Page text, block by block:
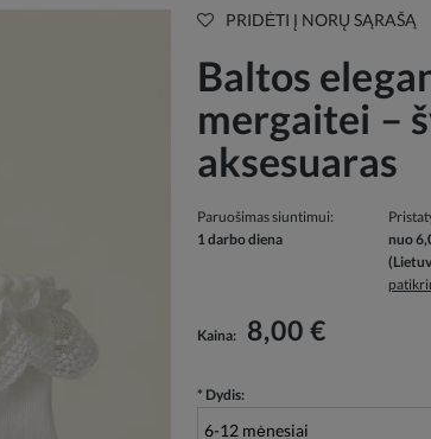
PRIDĖTI Į NORŲ SĄRAŠĄ
Baltos
mergaitei –
aksesuaras
Paruošimas siuntimui:
1 darbo diena
nuo
išlaidosKaina: 8,00 €
* Dydis: